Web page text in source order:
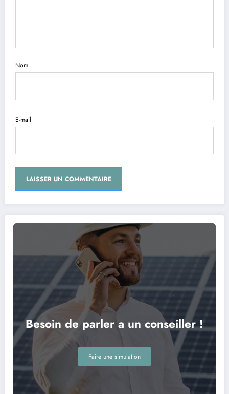
Nom
E-mail
Besoin de parler a un conseiller !
Faire une simulation